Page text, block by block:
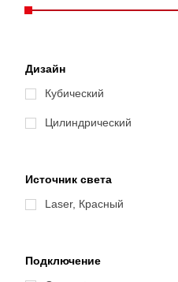
Дизайн
Кубический
Цилиндрический
Источник света
Laser, Красный
Подключение